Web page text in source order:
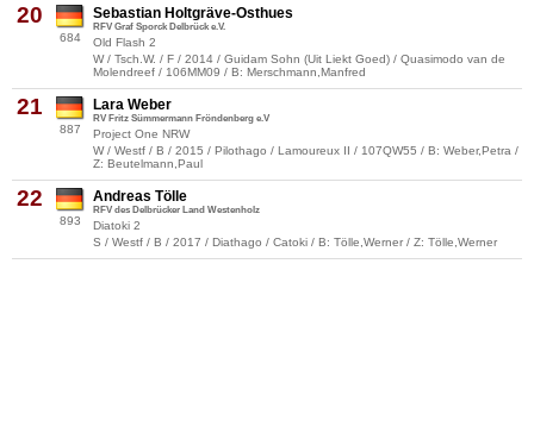
20
684
Sebastian Holtgräve-Osthues
RFV Graf Sporck Delbrück e.V.
Old Flash 2
W / Tsch.W. / F / 2014 / Guidam Sohn (Uit Liekt Goed) / Quasimodo van de
Molendreef / 106MM09 / B: Merschmann,Manfred
21
887
Lara Weber
RV Fritz Sümmermann Fröndenberg e.V
Project One NRW
W / Westf / B / 2015 / Pilothago / Lamoureux II / 107QW55 / B: Weber,Petra /
Z: Beutelmann,Paul
22
893
Andreas Tölle
RFV des Delbrücker Land Westenholz
Diatoki 2
S / Westf / B / 2017 / Diathago / Catoki / B: Tölle,Werner / Z: Tölle,Werner